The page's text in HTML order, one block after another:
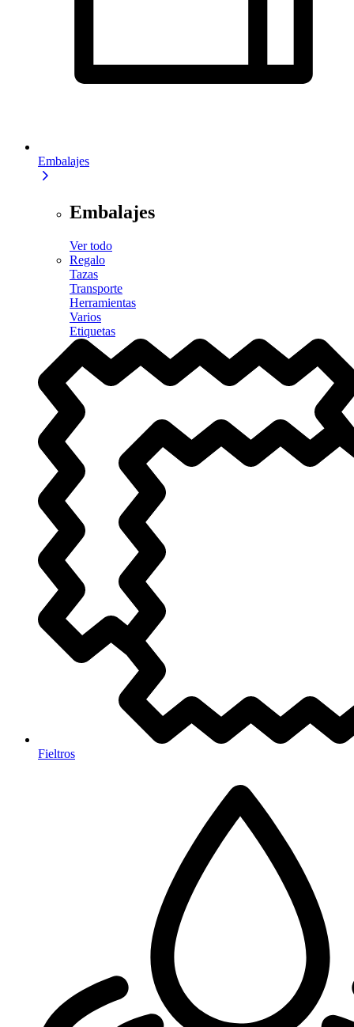
Embalajes
Embalajes
Ver todo
Regalo
Tazas
Transporte
Herramientas
Varios
Etiquetas
Fieltros